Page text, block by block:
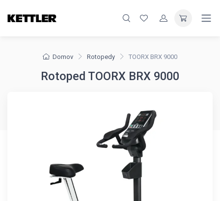
Domov Rotopedy TOORX BRX 9000
Rotoped TOORX BRX 9000